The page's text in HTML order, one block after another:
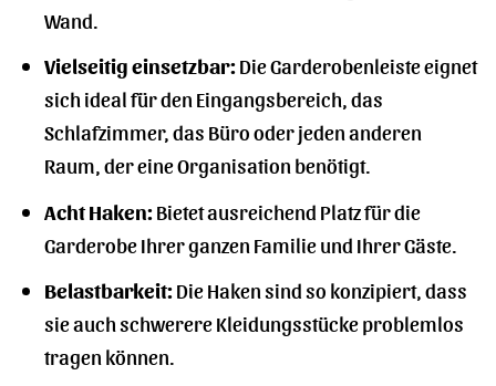
Wand.
Vielseitig einsetzbar:Die Garderobenleiste eignet
sich ideal für den Eingangsbereich, das
Schlafzimmer, das Büro oder jeden anderen
Raum, der eine Organisation benötigt.
Acht Haken:Bietet ausreichend Platz für die
Garderobe Ihrer ganzen Familie und Ihrer Gäste.
Belastbarkeit:Die Haken sind so konzipiert, dass
sie auch schwerere Kleidungsstücke problemlos
tragen können.